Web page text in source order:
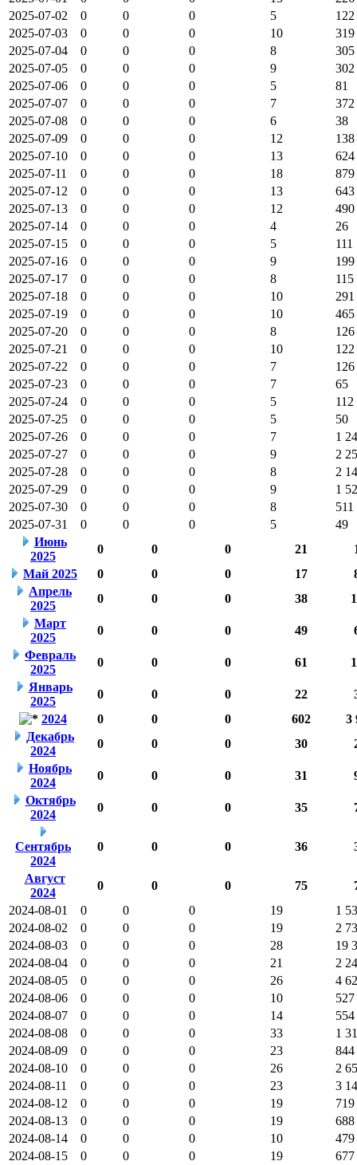
2025-07-02
0 0 0 5
122
2025-07-03
0 0 0 10
319
2025-07-04
0 0 0 8
305
2025-07-05
0 0 0 9
302
2025-07-06
0 0 0 5
81
2025-07-07
0 0 0 7
372
2025-07-08
0 0 0 6
38
2025-07-09
0 0 0 12
138
2025-07-10
0 0 0 13
624
2025-07-11
0 0 0 18
879
2025-07-12
0 0 0 13
643
2025-07-13
0 0 0 12
490
2025-07-14
0 0 0 4
26
2025-07-15
0 0 0 5
111
2025-07-16
0 0 0 9
199
2025-07-17
0 0 0 8
115
2025-07-18
0 0 0 10
291
2025-07-19
0 0 0 10
465
2025-07-20
0 0 0 8
126
2025-07-21
0 0 0 10
122
2025-07-22
0 0 0 7
126
2025-07-23
0 0 0 7
65
2025-07-24
0 0 0 5
112
2025-07-25
0 0 0 5
50
2025-07-26
0 0 0 7
1
2025-07-27
0 0 0 9
2
2025-07-28
0 0 0 8
2
2025-07-29
0 0 0 9
1
2025-07-30
0 0 0 8
511
2025-07-31
0 0 0 5
49
Июнь
2025
0 0 0 21
Май 2025
0 0 0 17
Апрель
2025
0 0 0 38
Март
2025
0 0 0 49
Февраль
2025
0 0 0 61
Январь
2025
0 0 0 22
2024
0 0 0 602
3
Декабрь
2024
0 0 0 30
Ноябрь
2024
0 0 0 31
Октябрь
2024
0 0 0 35
Сентябрь
2024
0 0 0 36
Август
2024
0 0 0 75
2024-08-01
0 0 0 19
1
2024-08-02
0 0 0 19
2
2024-08-03
0 0 0 28
19
2024-08-04
0 0 0 21
2
2024-08-05
0 0 0 26
4
2024-08-06
0 0 0 10
527
2024-08-07
0 0 0 14
554
2024-08-08
0 0 0 33
1
2024-08-09
0 0 0 23
844
2024-08-10
0 0 0 26
2
2024-08-11
0 0 0 23
3
2024-08-12
0 0 0 19
719
2024-08-13
0 0 0 19
688
2024-08-14
0 0 0 10
479
2024-08-15
0 0 0 19
677